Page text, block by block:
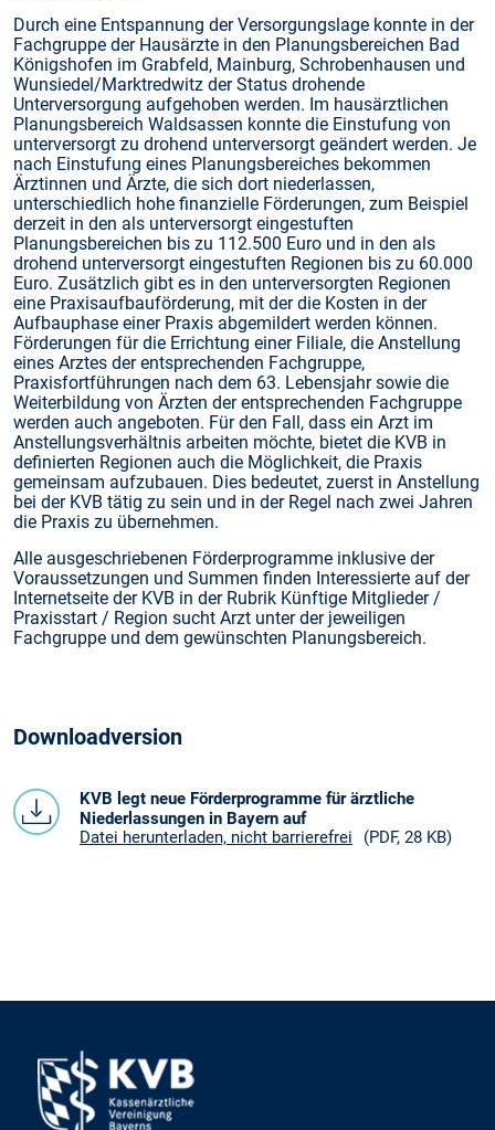
Durch eine Entspannung der Versorgungslage konnte in der
Fachgruppe der Hausärzte in den Planungsbereichen Bad
Königshofen im Grabfeld, Mainburg, Schrobenhausen und
Wunsiedel/Marktredwitz der Status drohende
Unterversorgung aufgehoben werden. Im hausärztlichen
Planungsbereich Waldsassen konnte die Einstufung von
unterversorgt zu drohend unterversorgt geändert werden. Je
nach Einstufung eines Planungsbereiches bekommen
Ärztinnen und Ärzte, die sich dort niederlassen,
unterschiedlich hohe finanzielle Förderungen, zum Beispiel
derzeit in den als unterversorgt eingestuften
Planungsbereichen bis zu 112.500 Euro und in den als
drohend unterversorgt eingestuften Regionen bis zu 60.000
Euro. Zusätzlich gibt es in den unterversorgten Regionen
eine Praxisaufbauförderung, mit der die Kosten in der
Aufbauphase einer Praxis abgemildert werden können.
Förderungen für die Errichtung einer Filiale, die Anstellung
eines Arztes der entsprechenden Fachgruppe,
Praxisfortführungen nach dem 63. Lebensjahr sowie die
Weiterbildung von Ärzten der entsprechenden Fachgruppe
werden auch angeboten. Für den Fall, dass ein Arzt im
Anstellungsverhältnis arbeiten möchte, bietet die KVB in
definierten Regionen auch die Möglichkeit, die Praxis
gemeinsam aufzubauen. Dies bedeutet, zuerst in Anstellung
bei der KVB tätig zu sein und in der Regel nach zwei Jahren
die Praxis zu übernehmen.
Alle ausgeschriebenen Förderprogramme inklusive der
Voraussetzungen und Summen finden Interessierte auf der
Internetseite der KVB in der Rubrik Künftige Mitglieder /
Praxisstart / Region sucht Arzt unter der jeweiligen
Fachgruppe und dem gewünschten Planungsbereich.
Downloadversion
KVB legt neue Förderprogramme für ärztliche
Niederlassungen in Bayern auf
Datei herunterladen, nicht barrierefrei
(PDF, 28 KB)